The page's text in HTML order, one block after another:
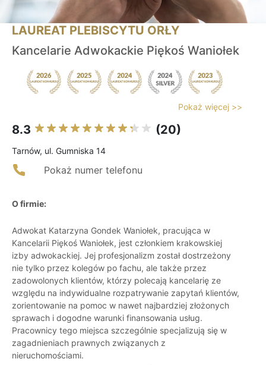
LAUREAT PLEBISCYTU ORŁY
Kancelarie Adwokackie Piękoś Waniołek
Pokaż więcej >>
8.3 (20)
Tarnów, ul. Gumniska 14
Pokaż numer telefonu
O firmie:
Adwokat Katarzyna Gondek Waniołek, pracująca w
Kancelarii Piękoś Waniołek, jest członkiem krakowskiej
izby adwokackiej. Jej profesjonalizm został dostrzeżony
nie tylko przez kolegów po fachu, ale także przez
zadowolonych klientów, którzy polecają kancelarię ze
względu na indywidualne rozpatrywanie zapytań klientów,
zorientowanie na pomoc w nawet najbardziej złożonych
sprawach i dogodne warunki finansowania usług.
Pracownicy tego miejsca szczególnie specjalizują się w
zagadnieniach prawnych związanych z
nieruchomościami.